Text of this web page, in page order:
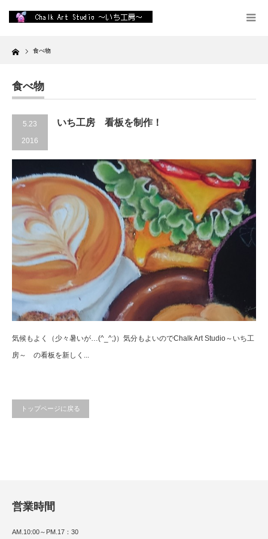
Home 食べ物
食べ物
5.23
2016
いち工房 看板を制作！
気候もよく（少々暑いが…(^_^;)）気分もよいのでChalk Art Studio～いち工
房～ の看板を新しく...
トップページに戻る
営業時間
AM.10:00～PM.17：30